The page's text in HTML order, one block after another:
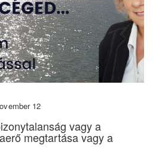
12
vagy a
megtartása vagy a